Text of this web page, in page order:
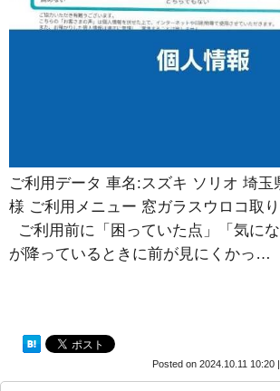
ご利用データ 車名:スズキ ソリオ 埼玉
様 ご利用メニュー 窓ガラスウロコ取
ご利用前に「困っていた点」「気に
が降っているときに前が見にくかっ…
Posted on 2024.10.11 10:20 |